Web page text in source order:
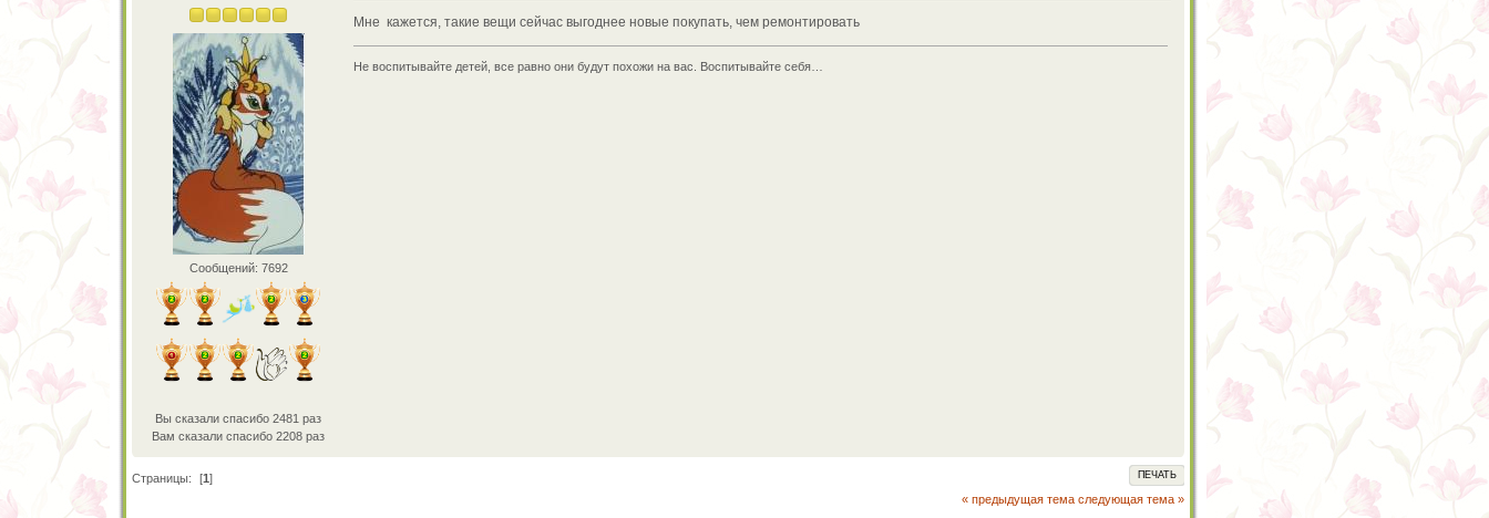
Сообщений: 7692
Вы сказали спасибо 2481 раз
Вам сказали спасибо 2208 раз
Мне кажется, такие вещи сейчас выгоднее новые покупать, чем ремонтировать
Не воспитывайте детей, все равно они будут похожи на вас. Воспитывайте себя…
ПЕЧАТЬ
Страницы: [1]
« предыдущая тема следующая тема »